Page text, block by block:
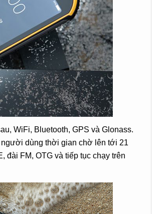
WiFi, Bluetooth, GPS và Glonass.
dùng thời gian chờ lên tới 21
đài FM, OTG và tiếp tục chạy trên